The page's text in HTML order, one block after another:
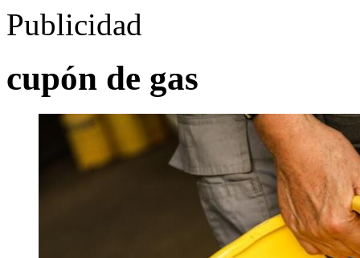
Publicidad
cupón de gas